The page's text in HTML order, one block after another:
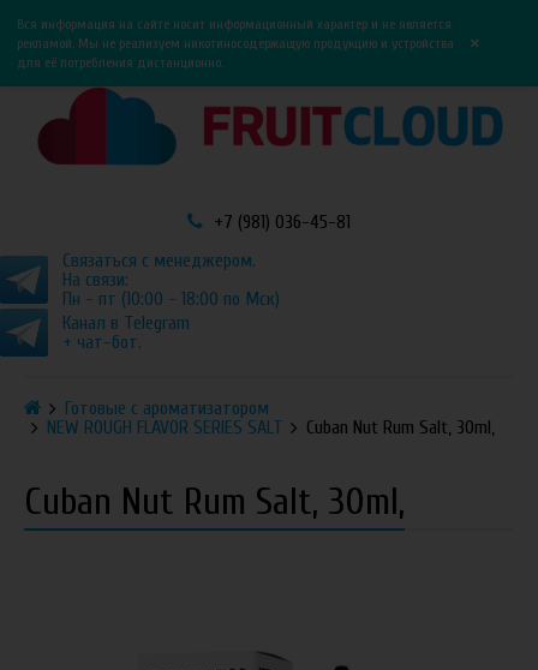
0
Вся информация на сайте носит информационный характер и не является
рекламой. Мы не реализуем никотиносодержащую продукцию и устройства
для её потребления дистанционно.
×
+7 (981) 036-45-81
Связаться с менеджером.
На связи:
Пн - пт (10:00 - 18:00 по Мск)
Канал в Telegram
+ чат-бот.
Готовые с ароматизатором
NEW ROUGH FLAVOR SERIES SALT
Cuban Nut Rum Salt, 30ml,
Cuban Nut Rum Salt, 30ml,